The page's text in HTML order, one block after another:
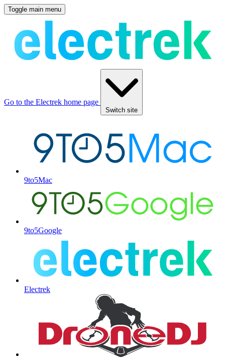
Toggle main menu
Go to the Electrek home page
Switch site
9to5Mac
9to5Google
Electrek